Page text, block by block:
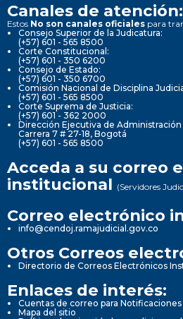
Canales de atención:
Estos No son canales oficiales para
Consejo Superior de la Judicatura:
(+57) 601 - 565 8500
Corte Constitucional:
(+57) 601 - 350 6200
Consejo de Estado:
(+57) 601 - 350 6700
Comisión Nacional de Disciplina
(+57) 601 - 565 8500
Corte Suprema de Justicia:
(+57) 601 - 362 2000
Dirección Ejecutiva de Administración
Carrera 7 # 27-18, Bogotá
(+57) 601 - 565 8500
Acceda a su correo
institucional (Servidores
Correo electrónico
info@cendoj.ramajudicial.gov.co
Otros Correos
Directorio de Correos Electrónicos
Enlaces de interés:
Cuentas de correo para
Mapa del sitio